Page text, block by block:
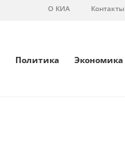
О КИА Контакты
Политика Экономика